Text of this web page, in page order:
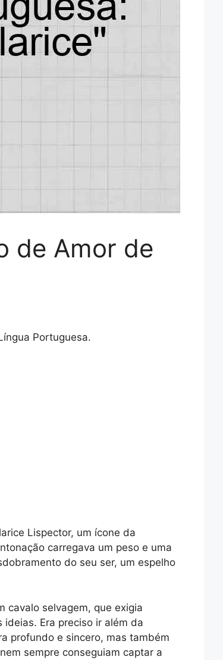
de Amor de
Portuguesa.
Lispector, um ícone da
carregava um peso e uma
do seu ser, um espelho
cavalo selvagem, que exigia
Era preciso ir além da
profundo e sincero, mas também
sempre conseguiam captar a